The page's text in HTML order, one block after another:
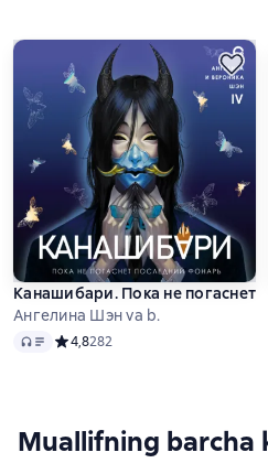
Канашибари. Пока не погаснет
Ангелина Шэн va b.
Audio Средний рейтинг 4,8 на основе
4,8282
Muallifning barcha